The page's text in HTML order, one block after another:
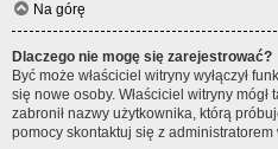
Na górę
Dlaczego nie mogę się zarejestrować?
Być może właściciel witryny wyłączył
się nowe osoby. Właściciel witryny
zabronił nazwy użytkownika, którą
pomocy skontaktuj się z administratorem